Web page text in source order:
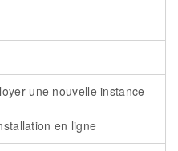
une nouvelle instance
en ligne